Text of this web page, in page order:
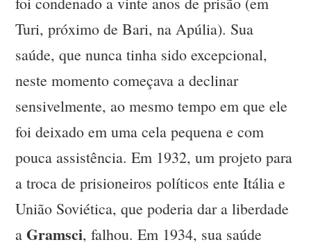
Turi, próximo de Bari, na Apúlia). Sua
saúde, que nunca tinha sido excepcional,
neste momento começava a declinar
sensivelmente, ao mesmo tempo em que ele
foi deixado em uma cela pequena e com
pouca assistência. Em 1932, um projeto para
a troca de prisioneiros políticos ente Itália e
União Soviética, que poderia dar a liberdade
aGramsci, falhou. Em 1934, sua saúde